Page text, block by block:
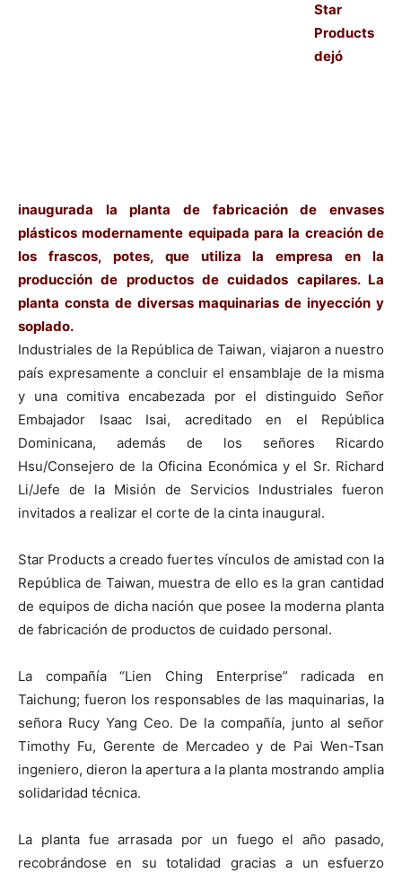
Star
Products
dejó
inaugurada la planta de fabricación de envases
plásticos modernamente equipada para la creación de
los frascos, potes, que utiliza la empresa en la
producción de productos de cuidados capilares. La
planta consta de diversas maquinarias de inyección y
soplado.
Industriales de la República de Taiwan, viajaron a nuestro
país expresamente a concluir el ensamblaje de la misma
y una comitiva encabezada por el distinguido Señor
Embajador Isaac Isai, acreditado en el República
Dominicana, además de los señores Ricardo
Hsu/Consejero de la Oficina Económica y el Sr. Richard
Li/Jefe de la Misión de Servicios Industriales fueron
invitados a realizar el corte de la cinta inaugural.
Star Products a creado fuertes vínculos de amistad con la
República de Taiwan, muestra de ello es la gran cantidad
de equipos de dicha nación que posee la moderna planta
de fabricación de productos de cuidado personal.
La compañía “Lien Ching Enterprise” radicada en
Taichung; fueron los responsables de las maquinarias, la
señora Rucy Yang Ceo. De la compañía, junto al señor
Timothy Fu, Gerente de Mercadeo y de Pai Wen-Tsan
ingeniero, dieron la apertura a la planta mostrando amplia
solidaridad técnica.
La planta fue arrasada por un fuego el año pasado,
recobrándose en su totalidad gracias a un esfuerzo